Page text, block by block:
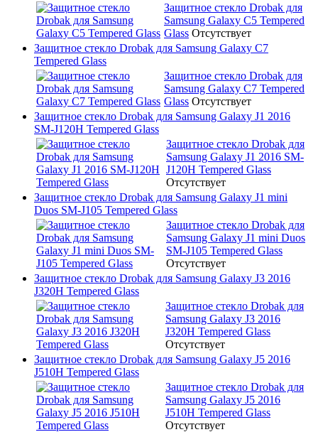
Защитное стекло Drobak для
Samsung Galaxy C5 Tempered
Glass Отсутствует
Защитное стекло Drobak для Samsung Galaxy C7
Tempered Glass
Защитное стекло Drobak для
Samsung Galaxy C7 Tempered
Glass Отсутствует
Защитное стекло Drobak для Samsung Galaxy J1 2016
SM-J120H Tempered Glass
Защитное стекло Drobak для
Samsung Galaxy J1 2016 SM-
J120H Tempered Glass
Отсутствует
Защитное стекло Drobak для Samsung Galaxy J1 mini
Duos SM-J105 Tempered Glass
Защитное стекло Drobak для
Samsung Galaxy J1 mini Duos
SM-J105 Tempered Glass
Отсутствует
Защитное стекло Drobak для Samsung Galaxy J3 2016
J320H Tempered Glass
Защитное стекло Drobak для
Samsung Galaxy J3 2016
J320H Tempered Glass
Отсутствует
Защитное стекло Drobak для Samsung Galaxy J5 2016
J510H Tempered Glass
Защитное стекло Drobak для
Samsung Galaxy J5 2016
J510H Tempered Glass
Отсутствует